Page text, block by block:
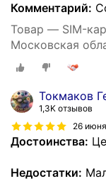
Комментарий:
Товар — SIM-
Московская
Токмаков
1,3K отзывов
26 июня
Достоинства:
Недостатки: